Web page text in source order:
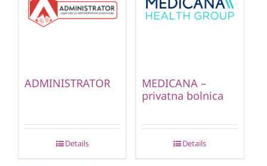
ADMINISTRATOR
Details
MEDICANA –
privatna bolnica
Details